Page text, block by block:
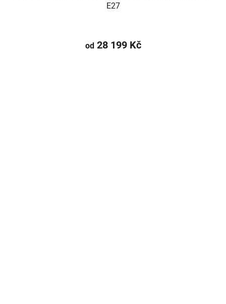
E27
od28 199 Kč